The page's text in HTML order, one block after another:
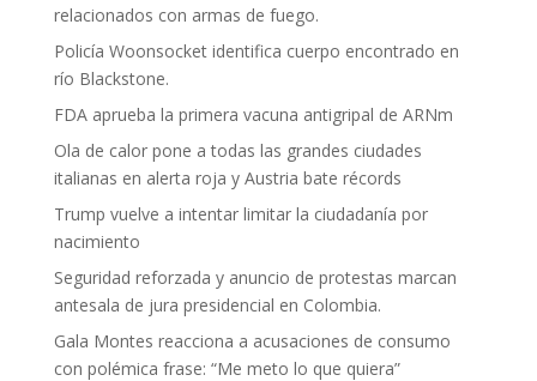
relacionados con armas de fuego.
Policía Woonsocket identifica cuerpo encontrado en
río Blackstone.
FDA aprueba la primera vacuna antigripal de ARNm
Ola de calor pone a todas las grandes ciudades
italianas en alerta roja y Austria bate récords
Trump vuelve a intentar limitar la ciudadanía por
nacimiento
Seguridad reforzada y anuncio de protestas marcan
antesala de jura presidencial en Colombia.
Gala Montes reacciona a acusaciones de consumo
con polémica frase: “Me meto lo que quiera”